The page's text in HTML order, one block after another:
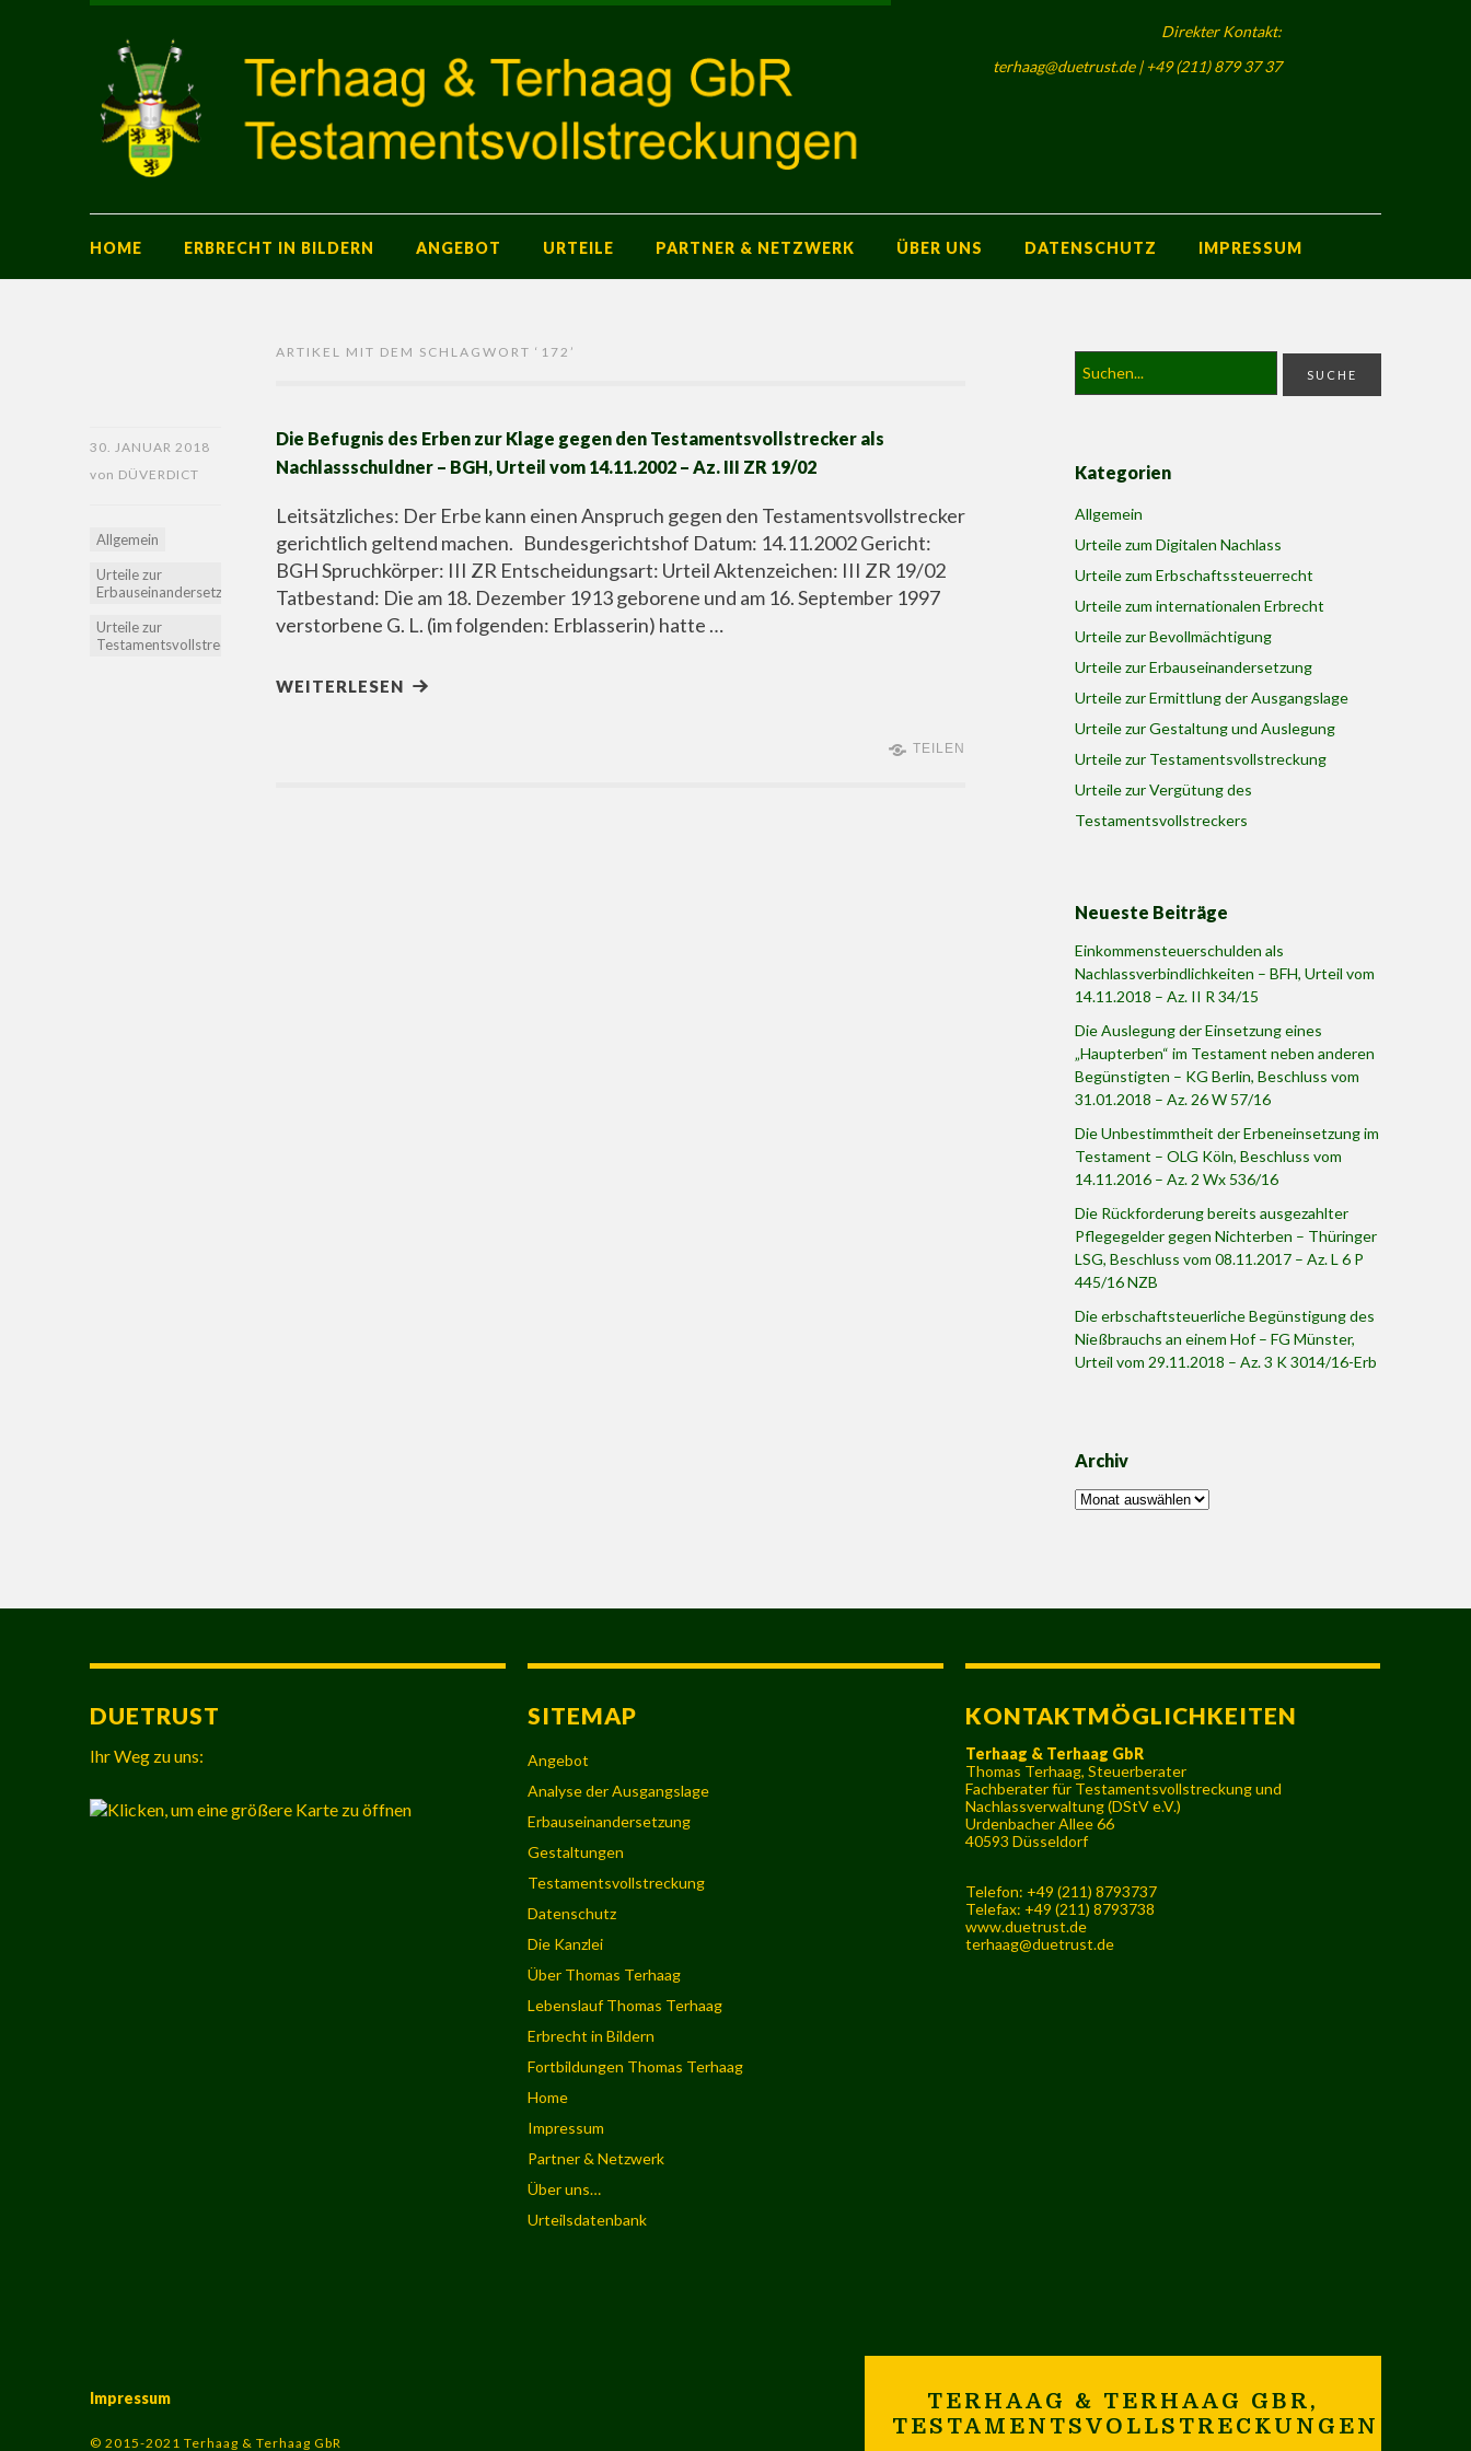
Direkter Kontakt:
terhaag@duetrust.de | +49 (211) 879 37 37
HOME ERBRECHT IN BILDERN ANGEBOT URTEILE PARTNER & NETZWERK ÜBER UNS DATENSCHUTZ IMPRESSUM
ARTIKEL MIT DEM SCHLAGWORT ‘ 172 ’
30. JANUAR 2018
von DÜVERDICT
Allgemein
Urteile zur
Erbauseinandersetzung
Urteile zur
Testamentsvollstreckung
Die Befugnis des Erben zur Klage gegen den Testamentsvollstrecker als
Nachlassschuldner – BGH, Urteil vom 14.11.2002 – Az. III ZR 19/02
Leitsätzliches: Der Erbe kann einen Anspruch gegen den Testamentsvollstrecker
gerichtlich geltend machen. Bundesgerichtshof Datum: 14.11.2002 Gericht:
BGH Spruchkörper: III ZR Entscheidungsart: Urteil Aktenzeichen: III ZR 19/02
Tatbestand: Die am 18. Dezember 1913 geborene und am 16. September 1997
verstorbene G. L. (im folgenden: Erblasserin) hatte …
WEITERLESEN
TEILEN
Kategorien
Allgemein
Urteile zum Digitalen Nachlass
Urteile zum Erbschaftssteuerrecht
Urteile zum internationalen Erbrecht
Urteile zur Bevollmächtigung
Urteile zur Erbauseinandersetzung
Urteile zur Ermittlung der Ausgangslage
Urteile zur Gestaltung und Auslegung
Urteile zur Testamentsvollstreckung
Urteile zur Vergütung des
Testamentsvollstreckers
Neueste Beiträge
Einkommensteuerschulden als
Nachlassverbindlichkeiten – BFH, Urteil vom
14.11.2018 – Az. II R 34/15
Die Auslegung der Einsetzung eines
„Haupterben“ im Testament neben anderen
Begünstigten – KG Berlin, Beschluss vom
31.01.2018 – Az. 26 W 57/16
Die Unbestimmtheit der Erbeneinsetzung im
Testament – OLG Köln, Beschluss vom
14.11.2016 – Az. 2 Wx 536/16
Die Rückforderung bereits ausgezahlter
Pflegegelder gegen Nichterben – Thüringer
LSG, Beschluss vom 08.11.2017 – Az. L 6 P
445/16 NZB
Die erbschaftsteuerliche Begünstigung des
Nießbrauchs an einem Hof – FG Münster,
Urteil vom 29.11.2018 – Az. 3 K 3014/16-Erb
Archiv
Archiv
DUETRUST
Ihr Weg zu uns:
SITEMAP
Angebot
Analyse der Ausgangslage
Erbauseinandersetzung
Gestaltungen
Testamentsvollstreckung
Datenschutz
Die Kanzlei
Über Thomas Terhaag
Lebenslauf Thomas Terhaag
Erbrecht in Bildern
Fortbildungen Thomas Terhaag
Home
Impressum
Partner & Netzwerk
Über uns…
Urteilsdatenbank
KONTAKTMÖGLICHKEITEN
Terhaag & Terhaag GbR
Thomas Terhaag, Steuerberater
Fachberater für Testamentsvollstreckung und
Nachlassverwaltung (DStV e.V.)
Urdenbacher Allee 66
40593 Düsseldorf
Telefon: +49 (211) 8793737
Telefax: +49 (211) 8793738
www.duetrust.de
terhaag@duetrust.de
Impressum
© 2015-2021 Terhaag & Terhaag GbR
TERHAAG & TERHAAG GBR,
TESTAMENTSVOLLSTRECKUNGEN